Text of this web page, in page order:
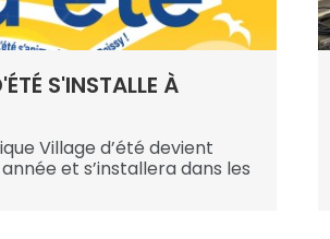
S'INSTALLE À
Village d’été devient
et s’installera dans les